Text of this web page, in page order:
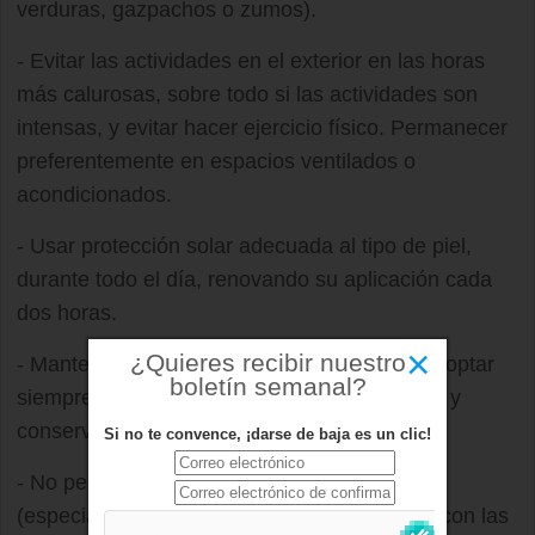
verduras, gazpachos o zumos).
- Evitar las actividades en el exterior en las horas
más calurosas, sobre todo si las actividades son
intensas, y evitar hacer ejercicio físico. Permanecer
preferentemente en espacios ventilados o
acondicionados.
- Usar protección solar adecuada al tipo de piel,
durante todo el día, renovando su aplicación cada
dos horas.
- Mantener los alimentos en el frigorífico y adoptar
siempre medidas higiénicas de manipulación y
conservación de los mismos.
- No permanecer en el interior del coche
(especialmente niños, ancianos o animales) con las
×
¿Quieres recibir nuestro
boletín semanal?
Si no te convence, ¡darse de baja es un clic!